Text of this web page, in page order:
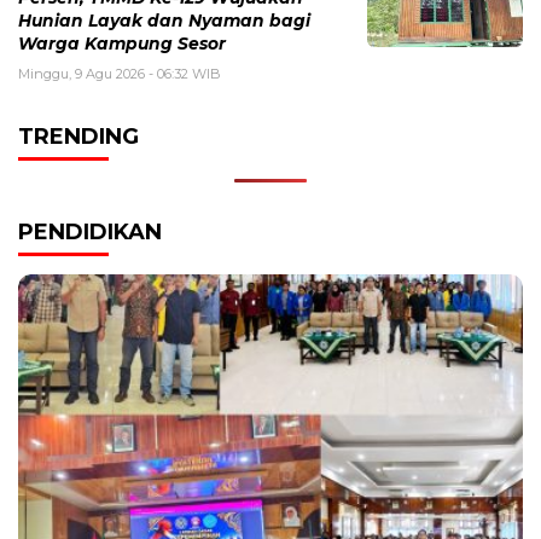
Hunian Layak dan Nyaman bagi
Warga Kampung Sesor
Minggu, 9 Agu 2026 - 06:32 WIB
TRENDING
PENDIDIKAN